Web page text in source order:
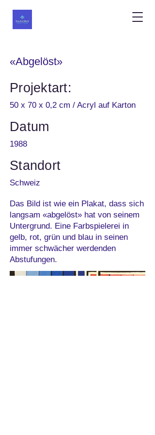
«Abgelöst»
Projektart:
50 x 70 x 0,2 cm / Acryl auf Karton
Datum
1988
Standort
Schweiz
Das Bild ist wie ein Plakat, dass sich
langsam «abgelöst» hat von seinem
Untergrund. Eine Farbspielerei in
gelb, rot, grün und blau in seinen
immer schwächer werdenden
Abstufungen.